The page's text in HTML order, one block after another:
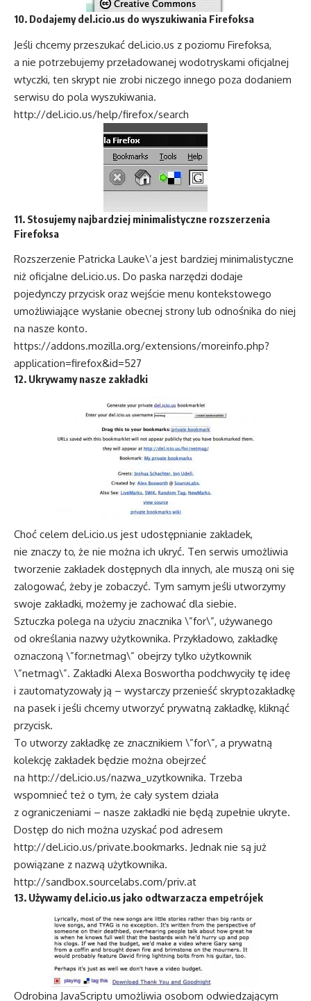
10. Dodajemy del.icio.us do wyszukiwania Firefoksa
Jeśli chcemy przeszukać del.icio.us z poziomu Firefoksa,
a nie potrzebujemy przeładowanej wodotryskami oficjalnej
wtyczki, ten skrypt nie zrobi niczego innego poza dodaniem
serwisu do pola wyszukiwania.
http://del.icio.us/help/firefox/search
11. Stosujemy najbardziej minimalistyczne rozszerzenia
Firefoksa
Rozszerzenie Patricka Lauke\’a jest bardziej minimalistyczne
niż oficjalne del.icio.us. Do paska narzędzi dodaje
pojedynczy przycisk oraz wejście menu kontekstowego
umożliwiające wysłanie obecnej strony lub odnośnika do niej
na nasze konto.
https://addons.mozilla.org/extensions/moreinfo.php?
application=firefox&id=527
12. Ukrywamy nasze zakładki
Choć celem del.icio.us jest udostępnianie zakładek,
nie znaczy to, że nie można ich ukryć. Ten serwis umożliwia
tworzenie zakładek dostępnych dla innych, ale muszą oni się
zalogować, żeby je zobaczyć. Tym samym jeśli utworzymy
swoje zakładki, możemy je zachować dla siebie.
Sztuczka polega na użyciu znacznika \”for\”, używanego
od określania nazwy użytkownika. Przykładowo, zakładkę
oznaczoną \”for:netmag\” obejrzy tylko użytkownik
\”netmag\”. Zakładki Alexa Boswortha podchwyciły tę ideę
i zautomatyzowały ją – wystarczy przenieść skryptozakładkę
na pasek i jeśli chcemy utworzyć prywatną zakładkę, kliknąć
przycisk.
To utworzy zakładkę ze znacznikiem \”for\”, a prywatną
kolekcję zakładek będzie można obejrzeć
na http://del.icio.us/nazwa_uzytkownika. Trzeba
wspomnieć też o tym, że cały system działa
z ograniczeniami – nasze zakładki nie będą zupełnie ukryte.
Dostęp do nich można uzyskać pod adresem
http://del.icio.us/private.bookmarks. Jednak nie są już
powiązane z nazwą użytkownika.
http://sandbox.sourcelabs.com/priv.at
13. Używamy del.icio.us jako odtwarzacza empetrójek
Odrobina JavaScriptu umożliwia osobom odwiedzającym